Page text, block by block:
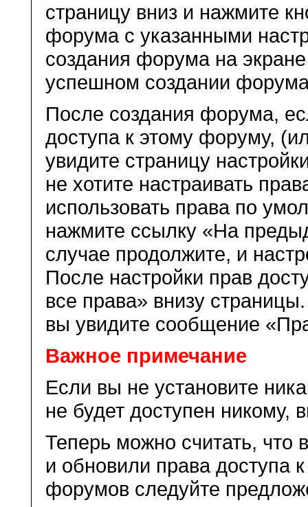
страницу вниз и нажмите
форума с указанными
создания форума на
успешном создании
После создания форума,
доступа к этому форуму,
увидите страницу
не хотите настраивать
использовать права по
нажмите ссылку «На
случае продолжите, и
После настройки прав
все права» внизу
вы увидите сообщение
Важное примечание
Если вы не установите
не будет доступен никому,
Теперь можно считать,
и обновили права доступа
форумов следуйте